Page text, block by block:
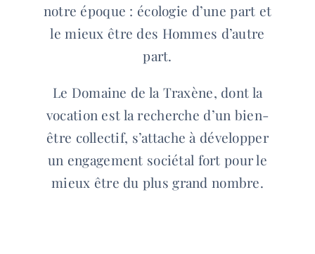
notre époque : écologie d’une part et
le mieux être des Hommes d’autre
part.
Le Domaine de la Traxène, dont la
vocation est la recherche d’un bien-
être collectif, s’attache à développer
un engagement sociétal fort pour le
mieux être du plus grand nombre.